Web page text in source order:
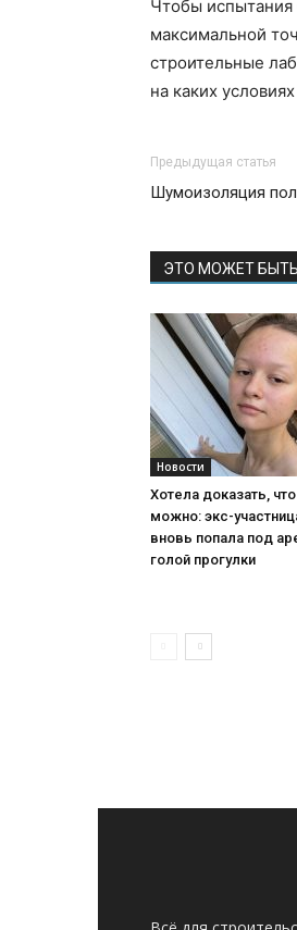
Чтобы испытания
максимальной
строительные
на каких
Предыдущая статья
Шумоизоляция
ЭТО МОЖЕТ
Новости
Хотела доказать,
можно: экс-
вновь попала под
голой прогулки